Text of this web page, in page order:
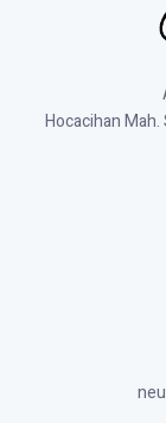
Hocacihan